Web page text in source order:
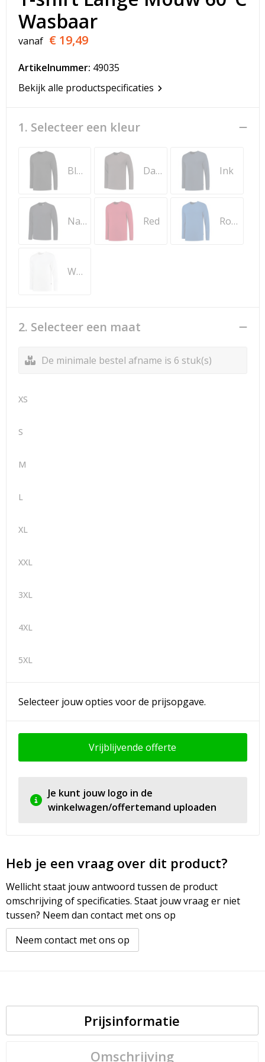
T-Shirts
Veiligheidsvesten en Veiligheidshesjes
Vesten
Werkkleding sets
Gehoorbescherming
Wasbaar
vanaf € 19,49
Artikelnummer: 49035
Bekijk alle productspecificaties
1. Selecteer een kleur
Black Dark Grey Ink
Navy Red Royal Blue
White
2. Selecteer een maat
De minimale bestel afname is 6 stuk(s)
XS
S
M
L
XL
XXL
3XL
4XL
5XL
Selecteer jouw opties voor de prijsopgave.
Vrijblijvende offerte
Je kunt jouw logo in de
winkelwagen/offertemand uploaden
Heb je een vraag over dit product?
Wellicht staat jouw antwoord tussen de product
omschrijving of specificaties. Staat jouw vraag er niet
tussen? Neem dan contact met ons op
Neem contact met ons op
Prijsinformatie
Omschrijving